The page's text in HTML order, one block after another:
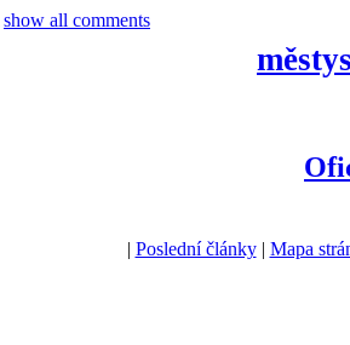
show all comments
městys
| Poslední články| Mapa